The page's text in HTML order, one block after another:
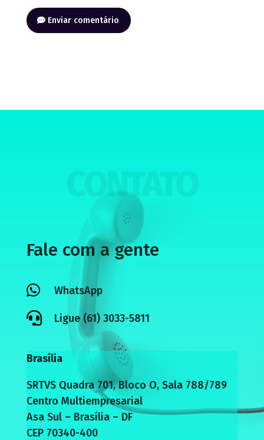
Enviar comentário
CONTATO
Fale com a gente
 WhatsApp
 Ligue (61) 3033-5811
Brasília
SRTVS Quadra 701, Bloco O, Sala 788/789
Centro Multiempresarial
Asa Sul – Brasília – DF
CEP 70340-400